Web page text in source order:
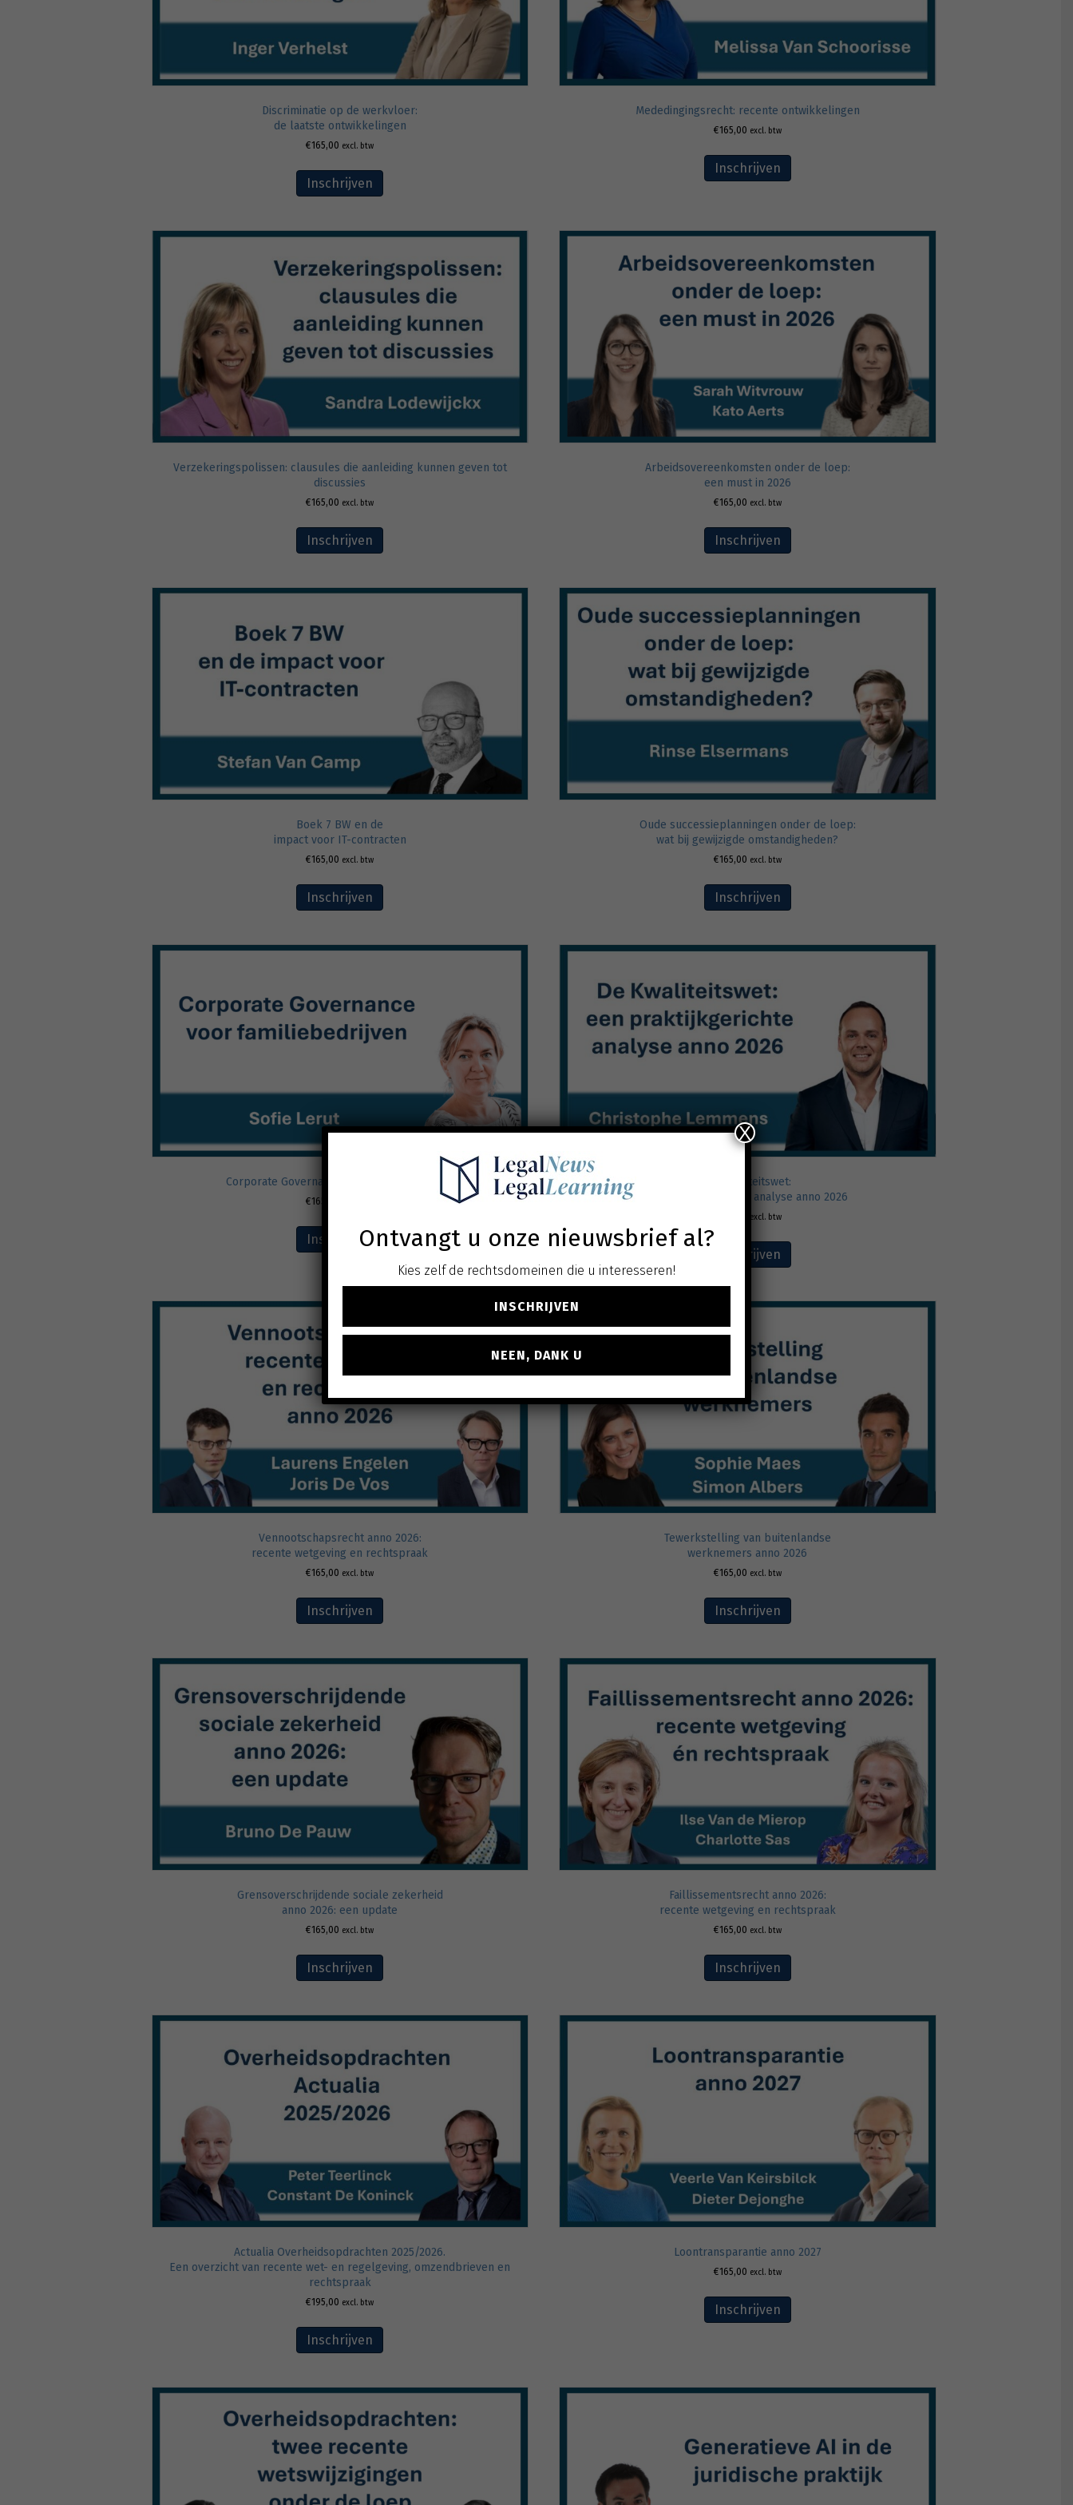
Discriminatie op de werkvloer:
de laatste ontwikkelingen
€165,00 excl. btw
Inschrijven
Mededingingsrecht: recente ontwikkelingen
€165,00 excl. btw
Inschrijven
Verzekeringspolissen: clausules die aanleiding kunnen geven tot
discussies
€165,00 excl. btw
Inschrijven
Arbeidsovereenkomsten onder de loep:
een must in 2026
€165,00 excl. btw
Inschrijven
Boek 7 BW en de
impact voor IT-contracten
€165,00 excl. btw
Inschrijven
Oude successieplanningen onder de loep:
wat bij gewijzigde omstandigheden?
€165,00 excl. btw
Inschrijven
Corporate Governance voor familiebedrijven
€165,00
Inschrijven
De Kwaliteitswet:
een praktijkgerichte analyse anno 2026
excl. btw
Inschrijven
Vennootschapsrecht anno 2026:
recente wetgeving en rechtspraak
€165,00 excl. btw
Inschrijven
Tewerkstelling van buitenlandse
werknemers anno 2026
€165,00 excl. btw
Inschrijven
Grensoverschrijdende sociale zekerheid
anno 2026: een update
€165,00 excl. btw
Inschrijven
Faillissementsrecht anno 2026:
recente wetgeving en rechtspraak
€165,00 excl. btw
Inschrijven
Actualia Overheidsopdrachten 2025/2026.
Een overzicht van recente wet- en regelgeving, omzendbrieven en
rechtspraak
€195,00 excl. btw
Inschrijven
Loontransparantie anno 2027
€165,00 excl. btw
Inschrijven
Ontvangt u onze nieuwsbrief al?
Kies zelf de rechtsdomeinen die u interesseren!
INSCHRIJVEN
NEEN, DANK U
X